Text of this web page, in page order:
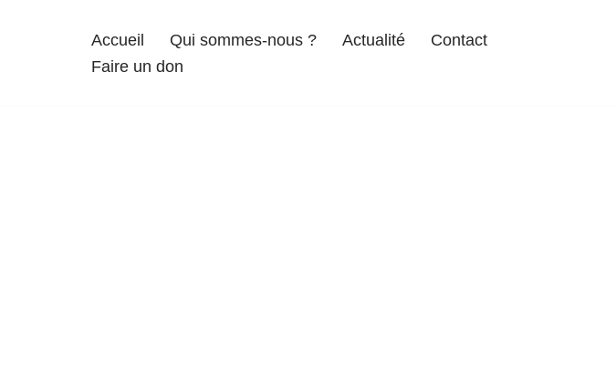
Accueil Qui sommes-nous ? Actualité
Contact
Faire un don